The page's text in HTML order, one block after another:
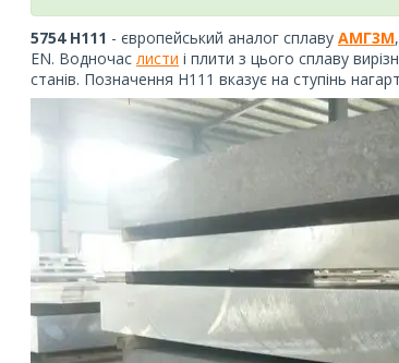
5754 Н111 - європейський аналог сплаву АМГ3М
EN. Водночас листи і плити з цього сплаву
станів. Позначення Н111 вказує на ступінь